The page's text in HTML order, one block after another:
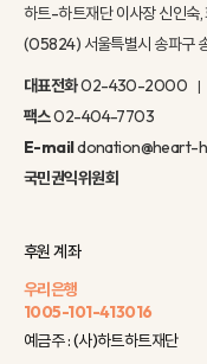
하트-하트재단 이사장 신인숙,
(05824) 서울특별시 송파구
대표전화02-430-2000
팩스02-404-7703
E-maildonation@heart-
국민권익위원회
후원 계좌
우리은행
1005-101-413016
예금주 : (사)하트하트재단